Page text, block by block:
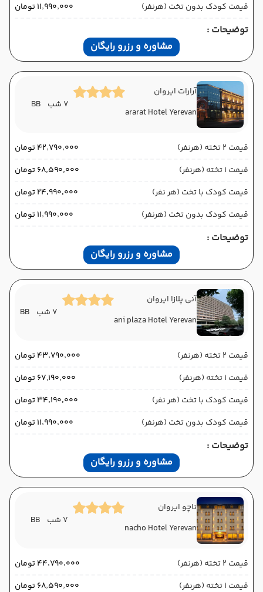
قیمت کودک بدون تخت (هرنفر)
۱۱٬۹۹۰٬۰۰۰ تومان
توضیحات :
مشاوره و رزرو رایگان
آرارات ایروان
ararat Hotel Yerevan
7 شب BB
قیمت 2 تخته (هرنفر)
۴۲٬۷۹۰٬۰۰۰ تومان
قیمت 1 تخته (هرنفر)
۶۸٬۵۹۰٬۰۰۰ تومان
قیمت کودک با تخت (هر نفر)
۲۴٬۹۹۰٬۰۰۰ تومان
قیمت کودک بدون تخت (هرنفر)
۱۱٬۹۹۰٬۰۰۰ تومان
توضیحات :
مشاوره و رزرو رایگان
آنی پلازا ایروان
ani plaza Hotel Yerevan
7 شب BB
قیمت 2 تخته (هرنفر)
۴۳٬۷۹۰٬۰۰۰ تومان
قیمت 1 تخته (هرنفر)
۶۷٬۱۹۰٬۰۰۰ تومان
قیمت کودک با تخت (هر نفر)
۳۴٬۱۹۰٬۰۰۰ تومان
قیمت کودک بدون تخت (هرنفر)
۱۱٬۹۹۰٬۰۰۰ تومان
توضیحات :
مشاوره و رزرو رایگان
ناچو ایروان
nacho Hotel Yerevan
7 شب BB
قیمت 2 تخته (هرنفر)
۴۴٬۷۹۰٬۰۰۰ تومان
قیمت 1 تخته (هرنفر)
۶۸٬۵۹۰٬۰۰۰ تومان